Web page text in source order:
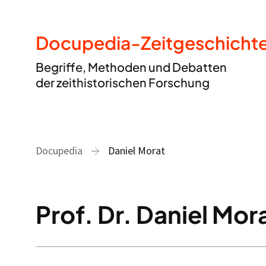
Docupedia-
Begriffe, Methoden und Debatten
der zeithistorischen Forschung
Docupedia Daniel Morat
Prof. Dr. Daniel